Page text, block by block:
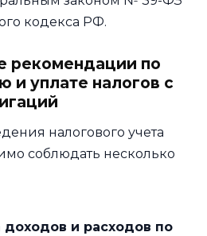
кодекса РФ.
рекомендации по
и уплате налогов с
налогового учета
соблюдать несколько
доходов и расходов по